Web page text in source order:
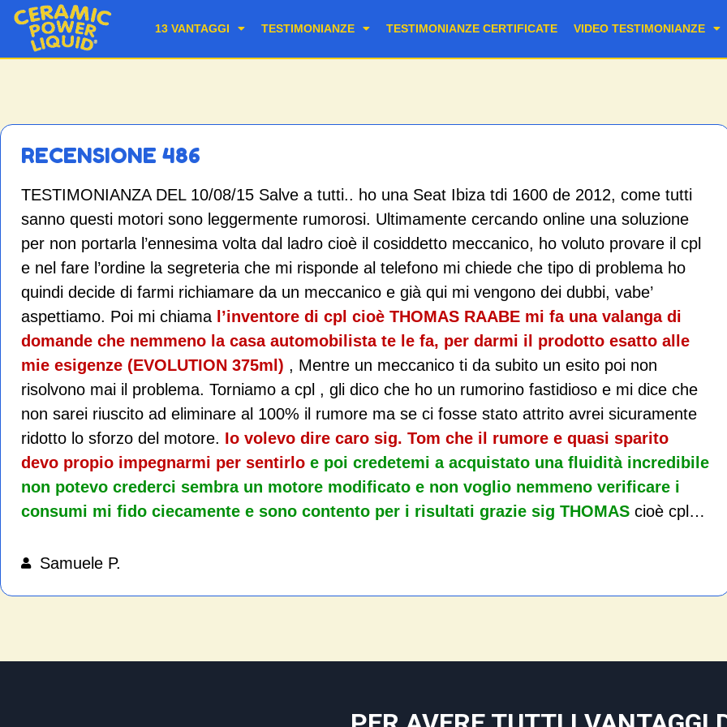
13 VANTAGGI TESTIMONIANZE TESTIMONIANZE CERTIFICATE VIDEO TESTIMONIANZE
RECENSIONE 486
TESTIMONIANZA DEL 10/08/15 Salve a tutti.. ho una Seat Ibiza tdi 1600 de 2012, come tutti
sanno questi motori sono leggermente rumorosi. Ultimamente cercando online una soluzione
per non portarla l’ennesima volta dal ladro cioè il cosiddetto meccanico, ho voluto provare il cpl
e nel fare l’ordine la segreteria che mi risponde al telefono mi chiede che tipo di problema ho
quindi decide di farmi richiamare da un meccanico e già qui mi vengono dei dubbi, vabe’
aspettiamo. Poi mi chiama l’inventore di cpl cioè THOMAS RAABE mi fa una valanga di
domande che nemmeno la casa automobilista te le fa, per darmi il prodotto esatto alle
mie esigenze (EVOLUTION 375ml) , Mentre un meccanico ti da subito un esito poi non
risolvono mai il problema. Torniamo a cpl , gli dico che ho un rumorino fastidioso e mi dice che
non sarei riuscito ad eliminare al 100% il rumore ma se ci fosse stato attrito avrei sicuramente
ridotto lo sforzo del motore. Io volevo dire caro sig. Tom che il rumore e quasi sparito
devo propio impegnarmi per sentirlo e poi credetemi a acquistato una fluidità incredibile
non potevo crederci sembra un motore modificato e non voglio nemmeno verificare i
consumi mi fido ciecamente e sono contento per i risultati grazie sig THOMAS cioè cpl…
Samuele P.